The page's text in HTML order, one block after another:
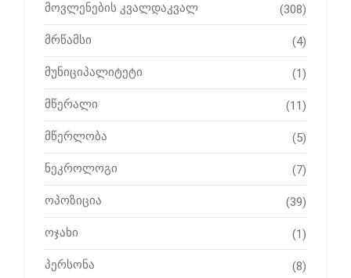
მოვლენების კვალდაკვალ (308)
მრწამსი (4)
მუნიციპალიტეტი (1)
მწერალი (11)
მწერლობა (5)
ნეკროლოგი (7)
ოპოზიცია (39)
ოჯახი (1)
პერსონა (8)